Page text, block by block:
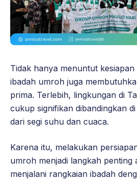
Tidak hanya menuntut
ibadah umroh juga
prima. Terlebih, lingkungan di
cukup signifikan dibandingkan
dari segi suhu dan cuaca.
Karena itu, melakukan
umroh menjadi langkah penting
menjalani rangkaian ibadah